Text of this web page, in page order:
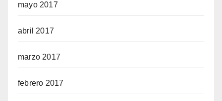
mayo 2017
abril 2017
marzo 2017
febrero 2017